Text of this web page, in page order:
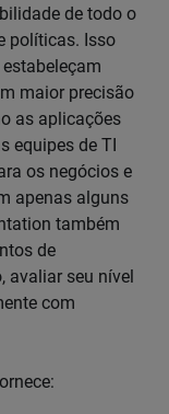
de todo o
políticas. Isso
maior precisão
as aplicações
equipes de TI
os negócios e
apenas alguns
também
de
avaliar seu nível
com